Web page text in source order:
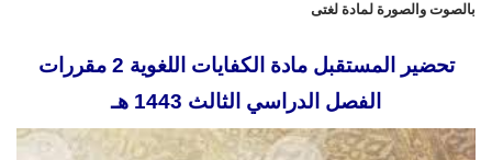
بالصوت والصورة لمادة لغتى
تحضير المستقبل مادة الكفايات اللغوية 2 مقررات
الفصل الدراسي الثالث 1443 هـ